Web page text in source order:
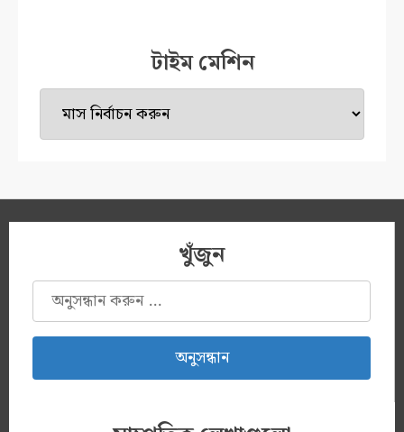
টাইম মেশিন
টাইম
মেশিন
খুঁজুন
অনুসন্ধানঃ